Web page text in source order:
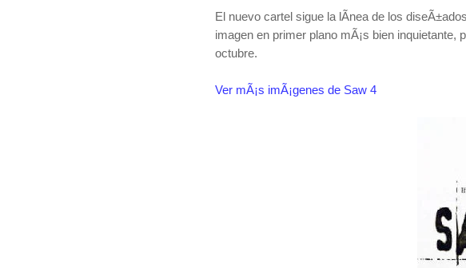
El nuevo cartel sigue la lÃ­nea de los
imagen en primer plano mÃ¡s bien inquietante,
octubre.
Ver mÃ¡s imÃ¡genes de Saw 4